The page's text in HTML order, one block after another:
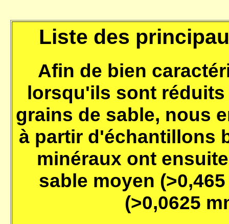
Liste des
Afin de bien
lorsqu'ils sont réduits
grains de sable, nous
à partir d'échantillons
minéraux ont
sable moyen
(>0,0625